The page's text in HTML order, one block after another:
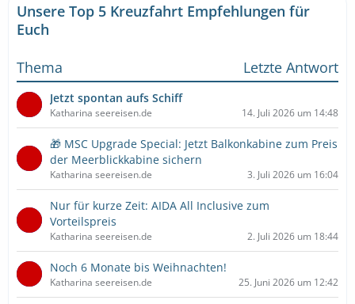
Unsere Top 5 Kreuzfahrt Empfehlungen für
Euch
Thema
Letzte Antwort
Jetzt spontan aufs Schiff
Katharina seereisen.de 14. Juli 2026 um 14:48
🎁 MSC Upgrade Special: Jetzt Balkonkabine zum Preis
der Meerblickkabine sichern
Katharina seereisen.de 3. Juli 2026 um 16:04
Nur für kurze Zeit: AIDA All Inclusive zum
Vorteilspreis
Katharina seereisen.de 2. Juli 2026 um 18:44
Noch 6 Monate bis Weihnachten!
Katharina seereisen.de 25. Juni 2026 um 12:42